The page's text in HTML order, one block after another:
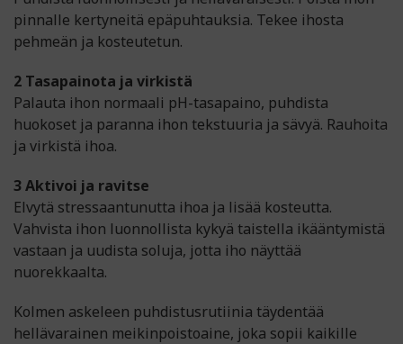
pinnalle kertyneitä epäpuhtauksia. Tekee ihosta
pehmeän ja kosteutetun.
2 Tasapainota ja virkistä
Palauta ihon normaali pH-tasapaino, puhdista
huokoset ja paranna ihon tekstuuria ja sävyä. Rauhoita
ja virkistä ihoa.
3 Aktivoi ja ravitse
Elvytä stressaantunutta ihoa ja lisää kosteutta.
Vahvista ihon luonnollista kykyä taistella ikääntymistä
vastaan ja uudista soluja, jotta iho näyttää
nuorekkaalta.
Kolmen askeleen puhdistusrutiinia täydentää
hellävarainen meikinpoistoaine, joka sopii kaikille